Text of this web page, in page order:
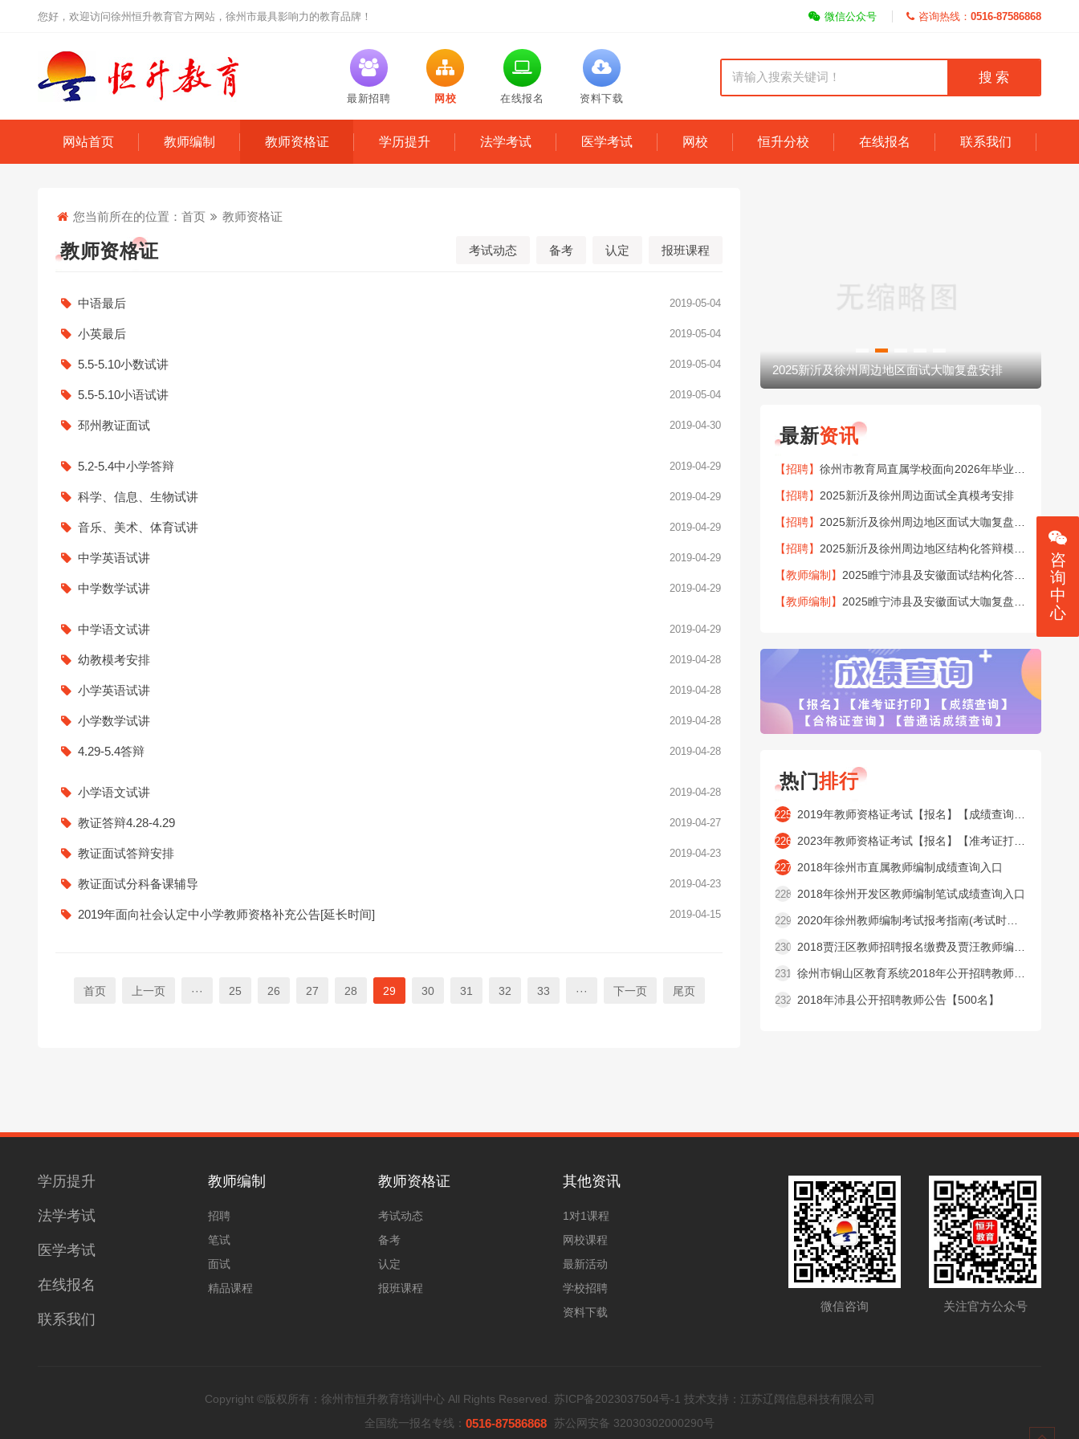
您好，欢迎访问徐州恒升教育官方网站，徐州市最具影响力的教育品牌！ 微信公众号 咨询热线： 0516-87586868
最新招聘 网校 在线报名 资料下载
搜 索
网站首页 教师编制 教师资格证 学历提升 法学考试 医学考试 网校 恒升分校 在线报名 联系我们
您当前所在的位置： 首页 教师资格证
教师资格证 考试动态 备考 认定 报班课程
中语最后 2019-05-04
小英最后 2019-05-04
5.5-5.10小数试讲 2019-05-04
5.5-5.10小语试讲 2019-05-04
邳州教证面试 2019-04-30
5.2-5.4中小学答辩 2019-04-29
科学、信息、生物试讲 2019-04-29
音乐、美术、体育试讲 2019-04-29
中学英语试讲 2019-04-29
中学数学试讲 2019-04-29
中学语文试讲 2019-04-29
幼教模考安排 2019-04-28
小学英语试讲 2019-04-28
小学数学试讲 2019-04-28
4.29-5.4答辩 2019-04-28
小学语文试讲 2019-04-28
教证答辩4.28-4.29 2019-04-27
教证面试答辩安排 2019-04-23
教证面试分科备课辅导 2019-04-23
2019年面向社会认定中小学教师资格补充公告[延长时间] 2019-04-15
首页 上一页 ··· 25 26 27 28 29 30 31 32 33 ··· 下一页 尾页
2025新沂及徐州周边面试全真模考安排 2025新沂及徐州周边地区面试大咖复盘安排
最新资讯
【招聘】 徐州市教育局直属学校面向2026年毕业生公开招聘151名教师公告
【招聘】 2025新沂及徐州周边面试全真模考安排
【招聘】 2025新沂及徐州周边地区面试大咖复盘安排
【招聘】 2025新沂及徐州周边地区结构化答辩模考安排
【教师编制】 2025睢宁沛县及安徽面试结构化答辩模考安排
【教师编制】 2025睢宁沛县及安徽面试大咖复盘安排
热门排行
225 2019年教师资格证考试【报名】【成绩查询】【合格证查询】【普通话成绩查询】窗口
226 2023年教师资格证考试【报名】【准考证打印】【成绩查询】【合格证查询】【普通话成绩查询】窗口
227 2018年徐州市直属教师编制成绩查询入口
228 2018年徐州开发区教师编制笔试成绩查询入口
229 2020年徐州教师编制考试报考指南(考试时间内容 )
230 2018贾汪区教师招聘报名缴费及贾汪教师编制准考证打印入口
231 徐州市铜山区教育系统2018年公开招聘教师公告【525名】
232 2018年沛县公开招聘教师公告【500名】
学历提升
法学考试
医学考试
在线报名
联系我们
教师编制
招聘
笔试
面试
精品课程
教师资格证
考试动态
备考
认定
报班课程
其他资讯
1对1课程
网校课程
最新活动
学校招聘
资料下载
微信咨询 关注官方公众号
Copyright ©版权所有：徐州市恒升教育培训中心 All Rights Reserved. 苏ICP备2023037504号-1 技术支持： 江苏辽阔信息科技有限公司
全国统一报名专线： 0516-87586868 苏公网安备 32030302000290号
咨
询
中
心